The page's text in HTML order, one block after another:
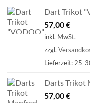
Dart Trikot
57,00€
inkl. MwSt.
zzgl.
Lieferzeit: 25-
Darts Trikot
57,00€